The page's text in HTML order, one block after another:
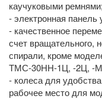
каучуковыми ремнями;
- электронная панель
- качественное
счет вращательного,
спирали, кроме
ТМС-30НН-1Ц, -2Ц, -
- колеса для
рабочее место для